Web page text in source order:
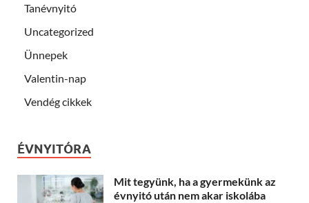
Tanévnyitó
Uncategorized
Ünnepek
Valentin-nap
Vendég cikkek
ÉVNYITÓRA
Mit tegyünk, ha a gyermekünk az
évnyitó után nem akar iskolába